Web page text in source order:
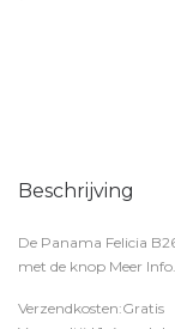
Beschrijving
De Panama Felicia
met de knop Meer Info
Verzendkosten:Gratis